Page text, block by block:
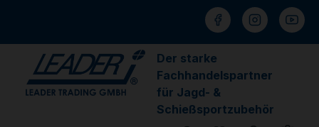
Der starke
Fachhandelspartner
für Jagd- &
Schießsportzubehör